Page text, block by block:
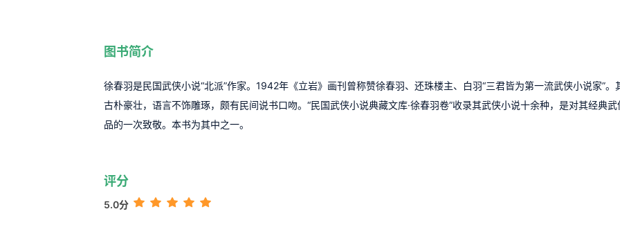
图书简介
徐春羽是民国武侠小说“北派”作家。1942年《立岩》画刊曾称赞徐春羽、还珠楼主、白羽“三君皆为第一流武侠小说家”。
古朴豪壮，语言不饰雕琢，颇有民间说书口吻。“民国武侠小说典藏文库·徐春羽卷”收录其武侠小说十余种，是对其经典武
品的一次致敬。本书为其中之一。
评分
5.0分